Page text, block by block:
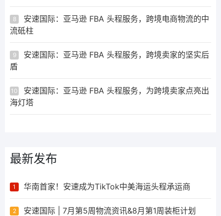
8
安速国际：亚马逊 FBA 头程服务，跨境电商物流的中
流砥柱
9
安速国际：亚马逊 FBA 头程服务，跨境卖家的坚实后
盾
10
安速国际：亚马逊 FBA 头程服务，为跨境卖家点亮出
海灯塔
最新发布
1 华南首家！安速成为TikTok中美海运头程承运商
2 安速国际 | 7月第5周物流资讯&8月第1周装柜计划